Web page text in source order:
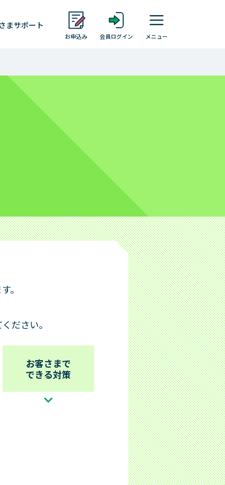
まサポート
お申込み 会員ログイン メニュー
レイクについて
お客さまからいただいた「不安」や「お
叱り」
お客さまの気持ちをカタチに
Payチャージ・Pay払い
レイクのメディア・コンテンツ
あなたをサポートする「50の事実」
個人情報の取扱いについて
プライバシーステートメント（個人情報
お客さまの個人情報の取扱いについて
新生フィナンシャルのセキュリティ対策
個人情報に関するお問合せ
個人情報開示等手続き方法
SBI新生銀行グループにおける個人デー
匿名加工情報の取扱いについて
。
ださい。
お客さまで
できる対策